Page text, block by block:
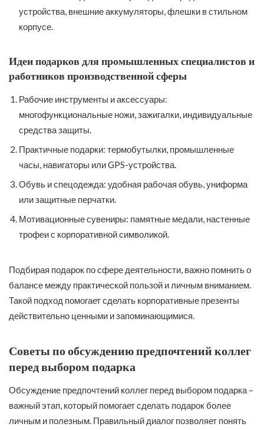
устройства, внешние аккумуляторы, флешки в стильном
корпусе.
Идеи подарков для промышленных специалистов и
работников производственной сферы
Рабочие инструменты и аксессуары:
многофункциональные ножи, зажигалки, индивидуальные
средства защиты.
Практичные подарки: термобутылки, промышленные
часы, навигаторы или GPS-устройства.
Обувь и спецодежда: удобная рабочая обувь, униформа
или защитные перчатки.
Мотивационные сувениры: памятные медали, настенные
трофеи с корпоративной символикой.
Подбирая подарок по сфере деятельности, важно помнить о
балансе между практической пользой и личным вниманием.
Такой подход помогает сделать корпоративные презенты
действительно ценными и запоминающимися.
Советы по обсуждению предпочтений коллег
перед выбором подарка
Обсуждение предпочтений коллег перед выбором подарка –
важный этап, который помогает сделать подарок более
личным и полезным. Правильный диалог позволяет понять